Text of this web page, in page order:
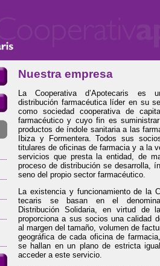
Nuestra empresa
La Cooperativa d’Apotecaris es
distribución farmacéutica líder en su
como sociedad cooperativa de
farmacéutico y cuyo fin es
productos de índole sanitaria a las
Ibiza y Formentera. Todos sus
titulares de oficinas de farmacia y a la
servicios que presta la entidad, de
proceso de distribución se desarrolla,
seno del propio sector farmacéutico.
La existencia y funcionamiento de la
tecaris se basan en el
Distribución Solidaria, en virtud de
proporciona a sus socios una calidad
al margen del tamaño, volumen de
geográfica de cada oficina de
se hallan en un plano de estricta
acceder a este servicio.